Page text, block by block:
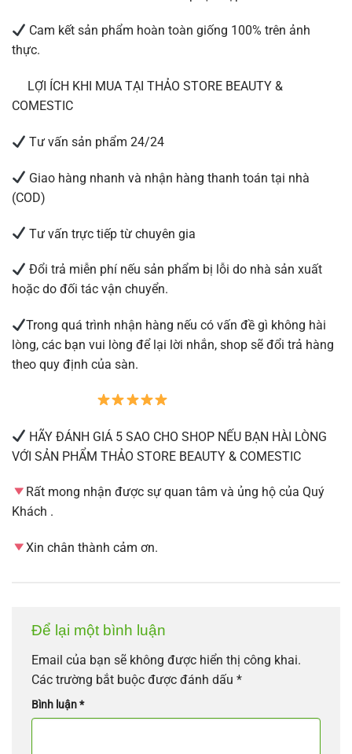
Cam kết sản phẩm hoàn toàn giống 100% trên ảnh
thực.
LỢI ÍCH KHI MUA TẠI THẢO STORE BEAUTY &
COMESTIC
Tư vấn sản phẩm 24/24
Giao hàng nhanh và nhận hàng thanh toán tại nhà
(COD)
Tư vấn trực tiếp từ chuyên gia
Đổi trả miễn phí nếu sản phẩm bị lỗi do nhà sản xuất
hoặc do đối tác vận chuyển.
Trong quá trình nhận hàng nếu có vấn đề gì không hài
lòng, các bạn vui lòng để lại lời nhắn, shop sẽ đổi trả hàng
theo quy định của sàn.
HÃY ĐÁNH GIÁ 5 SAO CHO SHOP NẾU BẠN HÀI LÒNG
VỚI SẢN PHẨM THẢO STORE BEAUTY & COMESTIC
Rất mong nhận được sự quan tâm và ủng hộ của Quý
Khách .
Xin chân thành cảm ơn.
Để lại một bình luận
Email của bạn sẽ không được hiển thị công khai.
Các trường bắt buộc được đánh dấu *
Bình luận*